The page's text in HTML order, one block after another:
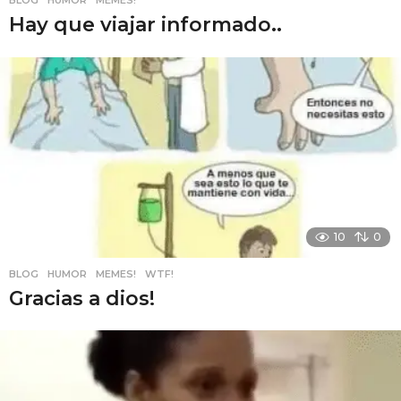
Hay que viajar informado..
10 0
BLOG ,HUMOR ,MEMES! ,WTF!
Gracias a dios!